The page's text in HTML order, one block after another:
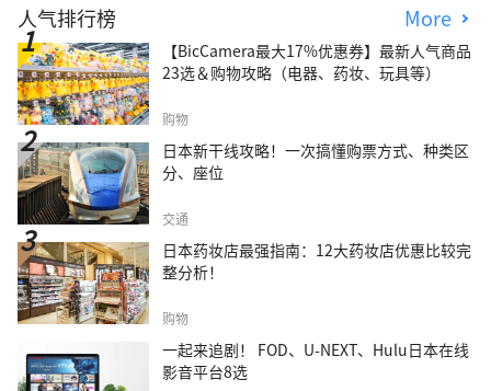
人气排行榜 More
【BicCamera最大17%优惠券】最新人气商品
23选＆购物攻略（电器、药妆、玩具等）
购物
日本新干线攻略！一次搞懂购票方式、种类区
分、座位
交通
日本药妆店最强指南：12大药妆店优惠比较完
整分析！
购物
一起来追剧！ FOD、U-NEXT、Hulu日本在线
影音平台8选